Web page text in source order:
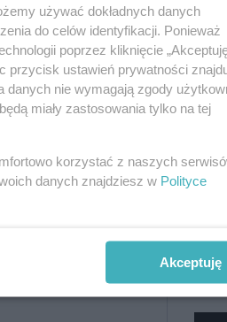
używać dokładnych danych
do celów identyfikacji. Ponieważ
poprzez kliknięcie
przycisk ustawień prywatności
danych nie wymagają zgody
miały zastosowania tylko na tej
korzystać z naszych
danych znajdziesz w Polityce
Akceptuję